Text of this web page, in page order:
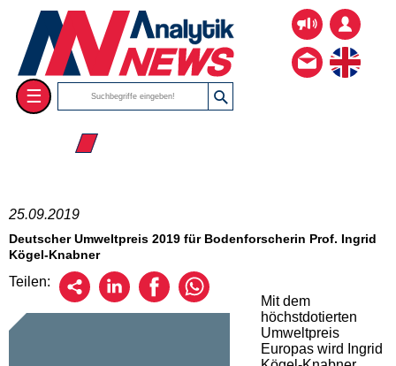
☰
☰ 2019
25.09.2019
Deutscher Umweltpreis 2019 für Bodenforscherin Prof. Ingrid
Kögel-Knabner
Teilen:
Mit dem
höchstdotierten
Umweltpreis
Europas wird Ingrid